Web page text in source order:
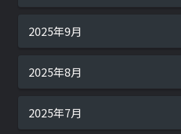
2025年9月
2025年8月
2025年7月